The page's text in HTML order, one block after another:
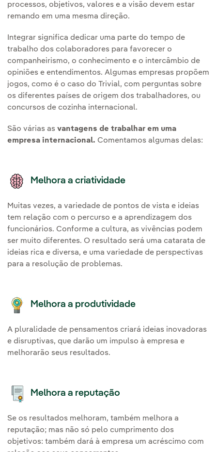
processos, objetivos, valores e a visão devem estar
remando em uma mesma direção.
Integrar significa dedicar uma parte do tempo de
trabalho dos colaboradores para favorecer o
companheirismo, o conhecimento e o intercâmbio de
opiniões e entendimentos. Algumas empresas propõem
jogos, como é o caso do Trivial, com perguntas sobre
os diferentes países de origem dos trabalhadores, ou
concursos de cozinha internacional.
São várias as vantagens de trabalhar em uma
empresa internacional. Comentamos algumas delas:
Melhora a criatividade
Muitas vezes, a variedade de pontos de vista e ideias
tem relação com o percurso e a aprendizagem dos
funcionários. Conforme a cultura, as vivências podem
ser muito diferentes. O resultado será uma catarata de
ideias rica e diversa, e uma variedade de perspectivas
para a resolução de problemas.
Melhora a produtividade
A pluralidade de pensamentos criará ideias inovadoras
e disruptivas, que darão um impulso à empresa e
melhorarão seus resultados.
Melhora a reputação
Se os resultados melhoram, também melhora a
reputação; mas não só pelo cumprimento dos
objetivos: também dará à empresa um acréscimo com